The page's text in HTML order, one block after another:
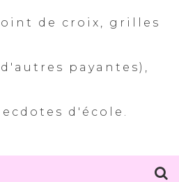
de croix, grilles
payantes),
d'école.